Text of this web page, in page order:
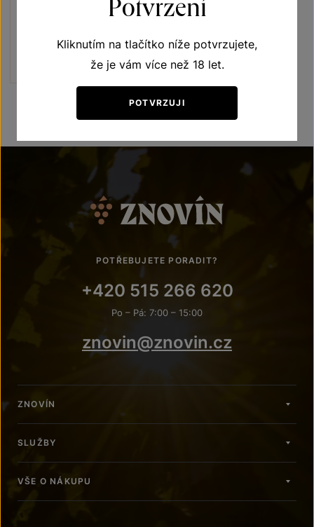
jakostní šumivé víno 2006
Kč
POTŘEBUJETE PORADIT?
+420 515 266 620
Po – Pá: 7:00 – 15:00
znovin@znovin.cz
ZNOVÍN
SLUŽBY
VŠE O NÁKUPU
Potvrzení
Kliknutím na tlačítko níže potvrzujete,
že je vám více než 18 let.
POTVRZUJI